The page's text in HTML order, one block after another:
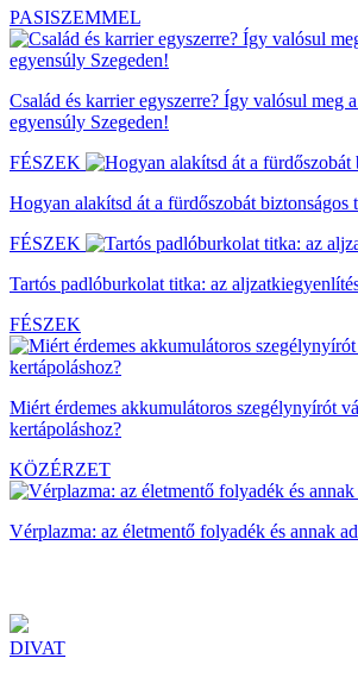
PASISZEMMEL
Család és karrier egyszerre? Így valósul meg
egyensúly Szegeden!
FÉSZEK
Hogyan alakítsd át a fürdőszobát biztonságos
FÉSZEK
Tartós padlóburkolat titka: az
FÉSZEK
Miért érdemes akkumulátoros szegélynyírót
kertápoláshoz?
KÖZÉRZET
Vérplazma: az életmentő folyadék és annak
DIVAT